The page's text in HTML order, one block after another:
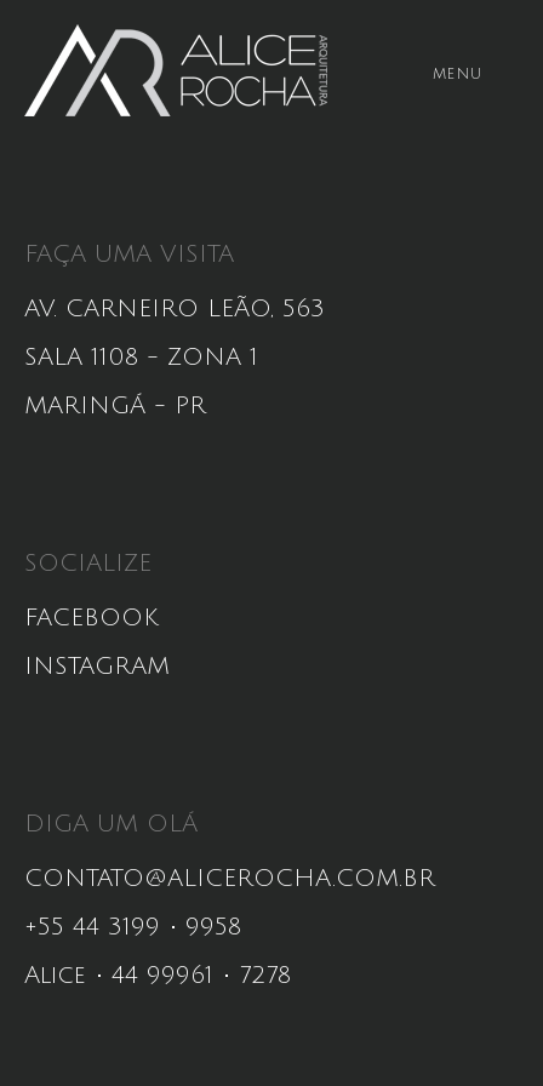
MENU
FAÇA UMA VISITA
AV. CARNEIRO LEÃO, 563
SALA 1108 - ZONA 1
MARINGÁ - PR
SOCIALIZE
FACEBOOK
INSTAGRAM
DIGA UM OLÁ
CONTATO@ALICEROCHA.COM.BR
+55 44 3199
9958
Alice
44 99961 7278